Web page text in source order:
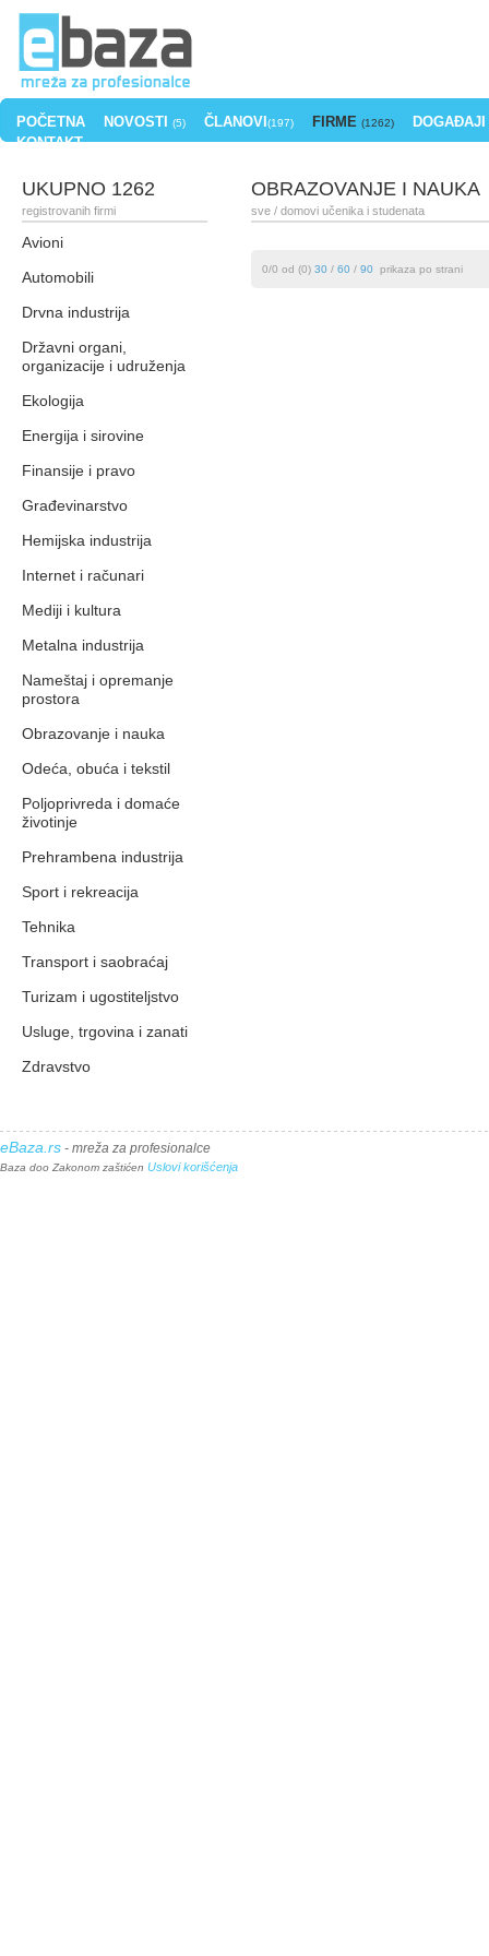
POČETNA NOVOSTI (5) ČLANOVI (197) FIRME (1262)
DOGAĐAJI
KONTAKT
UKUPNO 1262
registrovanih firmi
Avioni
Automobili
Drvna industrija
Državni organi,
organizacije i udruženja
Ekologija
Energija i sirovine
Finansije i pravo
Građevinarstvo
Hemijska industrija
Internet i računari
Mediji i kultura
Metalna industrija
Nameštaj i opremanje
prostora
Obrazovanje i nauka
Odeća, obuća i tekstil
Poljoprivreda i domaće
životinje
Prehrambena industrija
Sport i rekreacija
Tehnika
Transport i saobraćaj
Turizam i ugostiteljstvo
Usluge, trgovina i zanati
Zdravstvo
OBRAZOVANJE I NAUKA
sve / domovi učenika i studenata
0/0 od (0) 30 / 60 / 90 prikaza po strani
eBaza.rs - mreža za profesionalce
Baza doo Zakonom zaštićen Uslovi korišćenja